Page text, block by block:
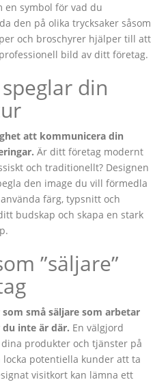
en symbol för vad du
den på olika trycksaker såsom
och broschyrer hjälper till att
bild av ditt företag.
din
att kommunicera din
Är ditt företag modernt
och traditionellt? Designen
den image du vill förmedla
färg, typsnitt och
budskap och skapa en stark
”säljare”
små säljare som arbetar
inte är där. En välgjord
produkter och tjänster på
potentiella kunder att ta
visitkort kan lämna ett